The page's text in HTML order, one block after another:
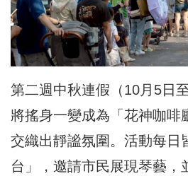
第二週中秋連假（10月5日
將搖身一變成為「花神咖啡
交織出靜謐氛圍。活動每日
台」，邀請市民展現琴藝，